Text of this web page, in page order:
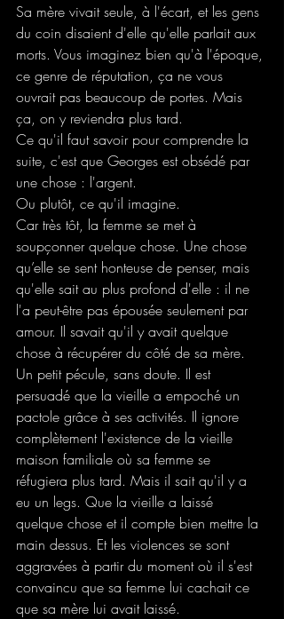
Sa mère vivait seule, à l'écart, et les gens
du coin disaient d'elle qu'elle parlait aux
morts. Vous imaginez bien qu'à l'époque,
ce genre de réputation, ça ne vous
ouvrait pas beaucoup de portes. Mais
ça, on y reviendra plus tard.
Ce qu'il faut savoir pour comprendre la
suite, c'est que Georges est obsédé par
une chose : l'argent.
Ou plutôt, ce qu'il imagine.
Car très tôt, la femme se met à
soupçonner quelque chose. Une chose
qu’elle se sent honteuse de penser, mais
qu'elle sait au plus profond d'elle : il ne
l'a peut-être pas épousée seulement par
amour. Il savait qu'il y avait quelque
chose à récupérer du côté de sa mère.
Un petit pécule, sans doute. Il est
persuadé que la vieille a empoché un
pactole grâce à ses activités. Il ignore
complètement l'existence de la vieille
maison familiale où sa femme se
réfugiera plus tard. Mais il sait qu'il y a
eu un legs. Que la vieille a laissé
quelque chose et il compte bien mettre la
main dessus. Et les violences se sont
aggravées à partir du moment où il s'est
convaincu que sa femme lui cachait ce
que sa mère lui avait laissé.